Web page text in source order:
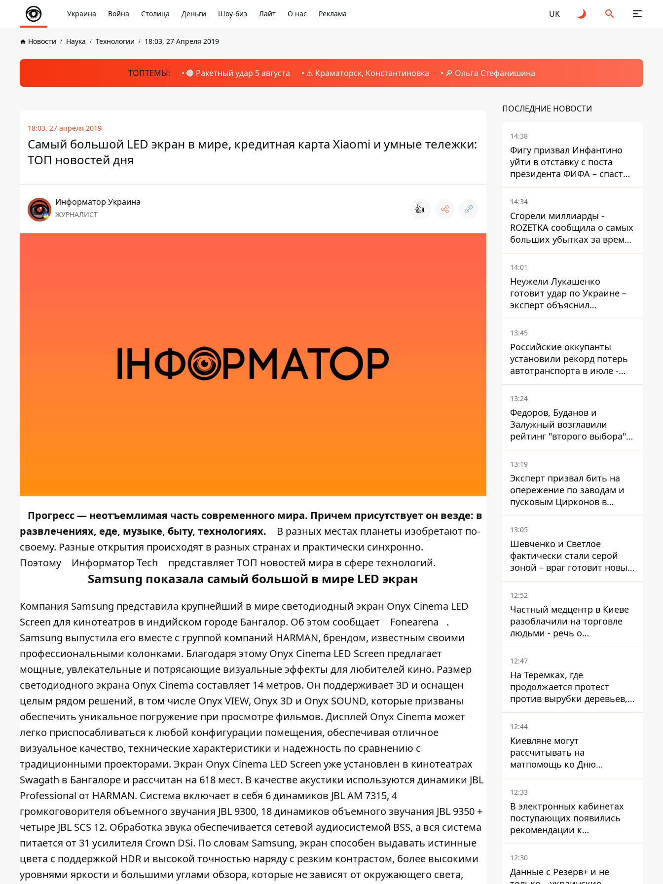
Украина Война Столица Деньги Шоу-биз Лайт О нас Реклама UK
Новости Наука Технологии 18:03, 27 Апреля 2019
ТОПТЕМЫ: 🔴 Ракетный удар 5 августа ⚠️ Краматорск, Константиновка 🔎 Ольга Стефанишина
18:03, 27 апреля 2019
Самый большой LED экран в мире, кредитная карта Xiaomi и умные тележки:
ТОП новостей дня
Информатор Украина
ЖУРНАЛИСТ 👍
Прогресс — неотъемлимая часть современного мира. Причем присутствует он везде: в
развлечениях, еде, музыке, быту, технологиях.
В разных местах планеты изобретают по-
своему. Разные открытия происходят в разных странах и практически синхронно.
Поэтому
Информатор Tech представляет ТОП новостей мира в сфере технологий.
Samsung показала самый большой в мире LED экран
Компания Samsung представила крупнейший в мире светодиодный экран Onyx Cinema LED
Screen для кинотеатров в индийском городе Бангалор. Об этом сообщает
Fonearena
.
Samsung выпустила его вместе с группой компаний HARMAN, брендом, известным своими
профессиональными колонками. Благодаря этому Onyx Cinema LED Screen предлагает
мощные, увлекательные и потрясающие визуальные эффекты для любителей кино. Размер
светодиодного экрана Onyx Cinema составляет 14 метров. Он поддерживает 3D и оснащен
целым рядом решений, в том числе Onyx VIEW, Onyx 3D и Onyx SOUND, которые призваны
обеспечить уникальное погружение при просмотре фильмов. Дисплей Onyx Cinema может
легко приспосабливаться к любой конфигурации помещения, обеспечивая отличное
визуальное качество, технические характеристики и надежность по сравнению с
традиционными проекторами. Экран Onyx Cinema LED Screen уже установлен в кинотеатрах
Swagath в Бангалоре и рассчитан на 618 мест. В качестве акустики используются динамики JBL
Professional от HARMAN. Система включает в себя 6 динамиков JBL AM ​​7315, 4
громкоговорителя объемного звучания JBL 9300, 18 динамиков объемного звучания JBL 9350 +
четыре JBL SCS 12. Обработка звука обеспечивается сетевой аудиосистемой BSS, а вся система
питается от 31 усилителя Crown DSi. По словам Samsung, экран способен выдавать истинные
цвета с поддержкой HDR и высокой точностью наряду с резким контрастом, более высокими
уровнями яркости и большими углами обзора, которые не зависят от окружающего света,
ПОСЛЕДНИЕ НОВОСТИ
14:38
Фигу призвал Инфантино
уйти в отставку с поста
президента ФИФА – спасти
футбол еще не поздно
14:34
Сгорели миллиарды -
ROZETKA сообщила о самых
больших убытках за время
существования компании
14:01
Неужели Лукашенко
готовит удар по Украине –
эксперт объяснил
настоящее назначение
новой гомельской бригады
13:45
Российские оккупанты
установили рекорд потерь
автотранспорта в июле -
почти 14 тысяч единиц
13:24
Федоров, Буданов и
Залужный возглавили
рейтинг "второго выбора"
украинцев - опрос показал
альтернативные симпатии
13:19
Эксперт призвал бить на
опережение по заводам и
пусковым Цирконов в
России
13:05
Шевченко и Светлое
фактически стали серой
зоной – враг готовит новые
атаки на Добропольском
направлении
12:52
Частный медцентр в Киеве
разоблачили на торговле
людьми - речь о
суррогатном материнстве
12:47
На Теремках, где
продолжается протест
против вырубки деревьев,
произошла стычка со
спецназом полиции
12:44
Киевляне могут
рассчитывать на
матпомощь ко Дню
независимости - кому ее
дадут
12:33
В электронных кабинетах
поступающих появились
рекомендации к
зачислению на бакалавриат
и в магистратуру – что
12:30
Данные с Резерв+ и не